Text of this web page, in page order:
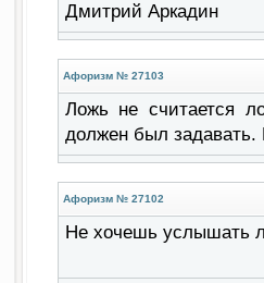
Дмитрий Аркадин
Афоризм № 27103
Ложь не считается
должен был задавать.
Афоризм № 27102
Не хочешь услышать